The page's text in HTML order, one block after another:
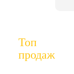
Топ
продаж